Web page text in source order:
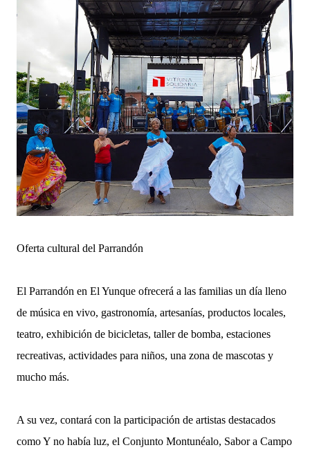
Oferta cultural del Parrandón
El Parrandón en El Yunque ofrecerá a las familias un día lleno
de música en vivo, gastronomía, artesanías, productos locales,
teatro, exhibición de bicicletas, taller de bomba, estaciones
recreativas, actividades para niños, una zona de mascotas y
mucho más.
A su vez, contará con la participación de artistas destacados
como Y no había luz, el Conjunto Montunéalo, Sabor a Campo